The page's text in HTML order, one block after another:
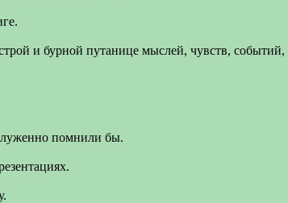
и бурной путанице мыслей, чувств,
помнили бы.